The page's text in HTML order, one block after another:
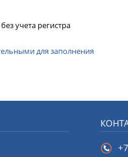
учета регистра
для заполнения